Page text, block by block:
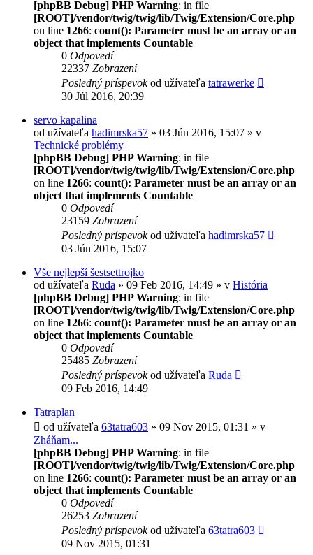
[phpBB Debug] PHP Warning: in file
[ROOT]/vendor/twig/twig/lib/Twig/Extension/Core.php
on line 1266: count(): Parameter must be an array or an
object that implements Countable
0 Odpovedí
22337 Zobrazení
Posledný príspevokod užívateľa tatrawerke
30 Júl 2016, 20:39
servo kapalina
od užívateľa hadimrska57 » 03 Jún 2016, 15:07 » v
Technické problémy
[phpBB Debug] PHP Warning: in file
[ROOT]/vendor/twig/twig/lib/Twig/Extension/Core.php
on line 1266: count(): Parameter must be an array or an
object that implements Countable
0 Odpovedí
23159 Zobrazení
Posledný príspevokod užívateľa hadimrska57
03 Jún 2016, 15:07
Vše nejlepší šestsettrojko
od užívateľa Ruda » 09 Feb 2016, 14:49 » v História
[phpBB Debug] PHP Warning: in file
[ROOT]/vendor/twig/twig/lib/Twig/Extension/Core.php
on line 1266: count(): Parameter must be an array or an
object that implements Countable
0 Odpovedí
25485 Zobrazení
Posledný príspevokod užívateľa Ruda
09 Feb 2016, 14:49
Tatraplan
od užívateľa 63tatra603 » 09 Nov 2015, 01:31 » v
Zháňam...
[phpBB Debug] PHP Warning: in file
[ROOT]/vendor/twig/twig/lib/Twig/Extension/Core.php
on line 1266: count(): Parameter must be an array or an
object that implements Countable
0 Odpovedí
26253 Zobrazení
Posledný príspevokod užívateľa 63tatra603
09 Nov 2015, 01:31